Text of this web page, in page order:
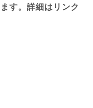
す。詳細はリンク